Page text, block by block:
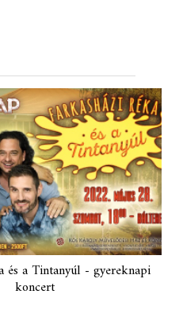
és a Tintanyúl - gyereknapi
koncert